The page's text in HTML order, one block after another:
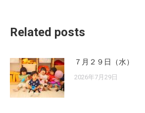
Related posts
７月２９日（水）
2026年7月29日